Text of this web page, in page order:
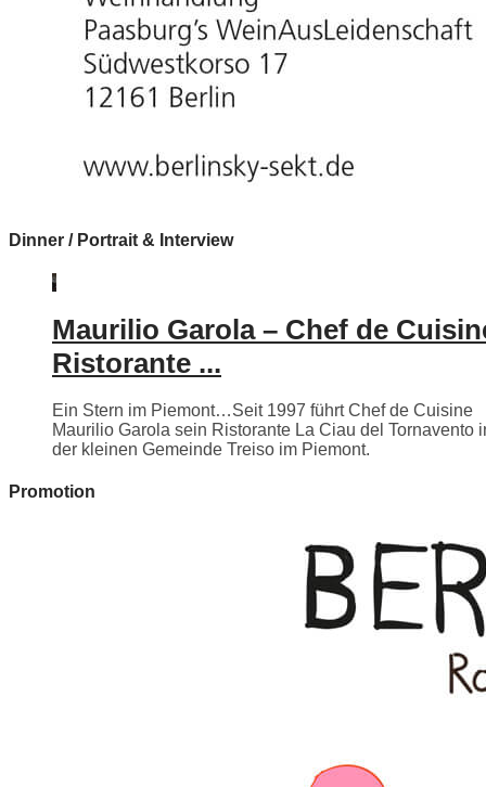
Dinner / Portrait & Interview
Maurilio Garola – Chef de
Ristorante ...
Ein Stern im Piemont…Seit 1997 führt Chef de Cuisine
Maurilio Garola sein Ristorante La Ciau del Tornavento
der kleinen Gemeinde Treiso im Piemont.
Promotion